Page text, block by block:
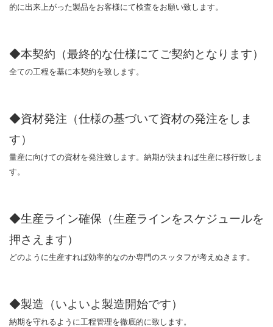
的に出来上がった製品をお客様にて検査をお願い致します。
◆本契約（最終的な仕様にてご契約となります）
全ての工程を基に本契約を致します。
◆資材発注（仕様の基づいて資材の発注をしま
す）
量産に向けての資材を発注致します。納期が決まれば生産に移行致しま
す。
◆生産ライン確保（生産ラインをスケジュールを
押さえます）
どのように生産すれば効率的なのか専門のスッタフが考えぬきます。
◆製造（いよいよ製造開始です）
納期を守れるように工程管理を徹底的に致します。